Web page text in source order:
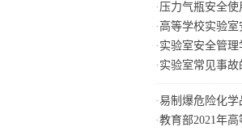
· 压力气瓶安全使
· 高等学校实验室
· 实验室安全管理
· 实验室常见事
·易制爆危险化学
·教育部2021年